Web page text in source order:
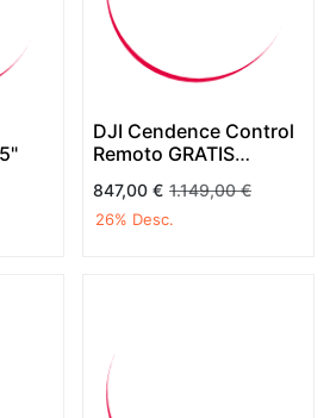
DJI Cendence Control
Remoto GRATIS
847,00 € 1.149,00€
26% Desc.